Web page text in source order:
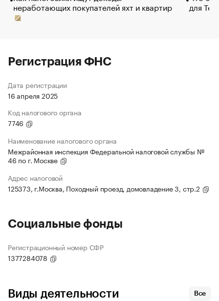
неработающих покупателей яхт и квартир
для
Регистрация ФНС
Дата регистрации
16 апреля 2025
Код налогового органа
7746
Наименование налогового органа
Межрайонная инспекция Федеральной налоговой службы №
46 по г. Москве
Адрес налоговой
125373, г.Москва, Походный проезд, домовладение 3, стр.2
Социальные фонды
Регистрационный номер СФР
1377284078
Виды деятельности Все